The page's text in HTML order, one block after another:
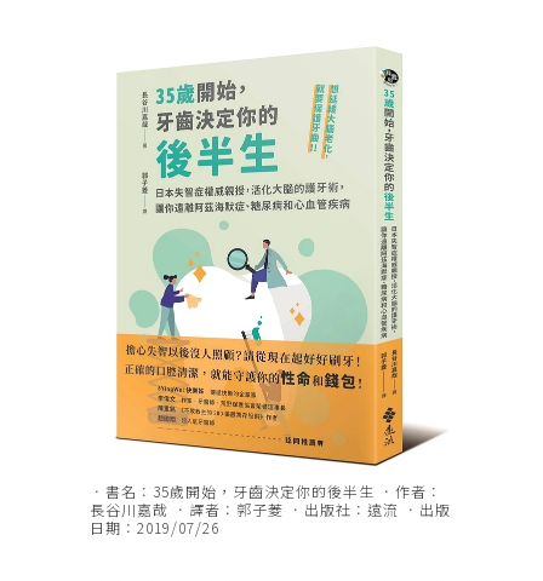
．書名：35歲開始，牙齒決定你的後半生 ．作者：
長谷川嘉哉 ．譯者：郭子菱 ．出版社：遠流 ．出版
日期：2019/07/26